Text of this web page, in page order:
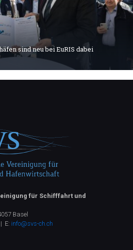
sind neu bei EuRIS dabei
für Schifffahrt und
Basel
| E: info@svs-ch.ch